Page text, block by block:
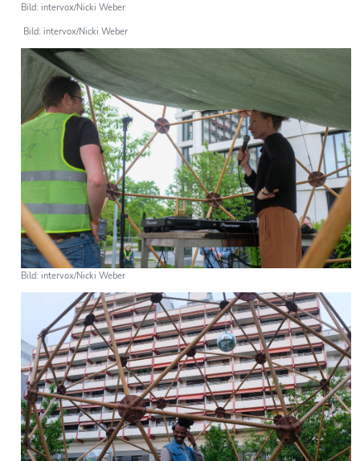
Bild: intervox/Nicki Weber
Bild: intervox/Nicki Weber
Bild: intervox/Nicki Weber